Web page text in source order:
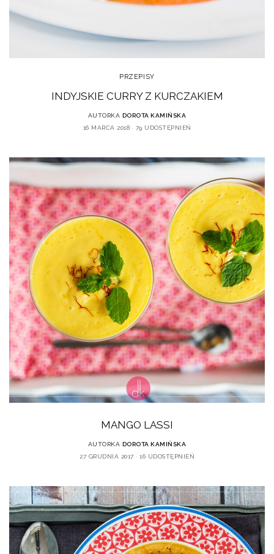
PRZEPISY
INDYJSKIE CURRY Z KURCZAKIEM
AUTORKA DOROTA KAMIŃSKA
16 MARCA 2018
79 UDOSTĘPNIEŃ
MANGO LASSI
AUTORKA DOROTA KAMIŃSKA
27 GRUDNIA 2017
16 UDOSTĘPNIEŃ